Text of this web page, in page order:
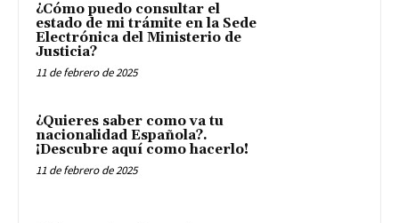
¿Cómo puedo consultar el
estado de mi trámite en la Sede
Electrónica del Ministerio de
Justicia?
11 de febrero de 2025
¿Quieres saber como va tu
nacionalidad Española?.
¡Descubre aquí como hacerlo!
11 de febrero de 2025